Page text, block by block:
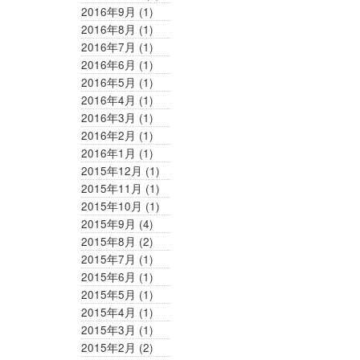
2016年9月 (1)
2016年8月 (1)
2016年7月 (1)
2016年6月 (1)
2016年5月 (1)
2016年4月 (1)
2016年3月 (1)
2016年2月 (1)
2016年1月 (1)
2015年12月 (1)
2015年11月 (1)
2015年10月 (1)
2015年9月 (4)
2015年8月 (2)
2015年7月 (1)
2015年6月 (1)
2015年5月 (1)
2015年4月 (1)
2015年3月 (1)
2015年2月 (2)